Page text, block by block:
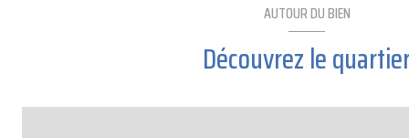
AUTOUR DU BIEN
Découvrez le